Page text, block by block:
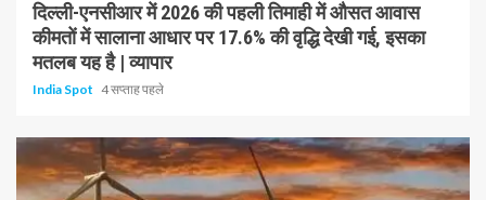
दिल्ली-एनसीआर में 2026 की पहली तिमाही में औसत आवास
कीमतों में सालाना आधार पर 17.6% की वृद्धि देखी गई, इसका
मतलब यह है | व्यापार
India Spot 4 सप्ताह पहले